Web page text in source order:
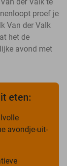
proef je
Van der Valk
het de
avond met
eten:
avondje-uit-